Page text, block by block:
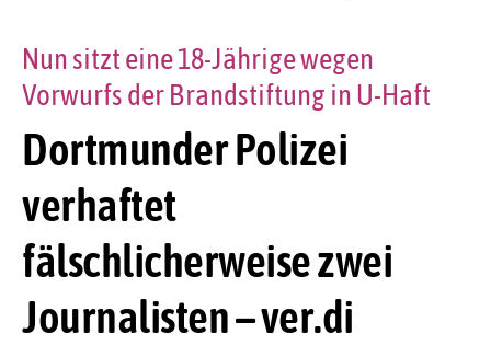
Dortmunder Polizei
verhaftet
fälschlicherweise zwei
Journalisten – ver.di
Nun sitzt eine 18-Jährige wegen
Vorwurfs der Brandstiftung in U-Haft